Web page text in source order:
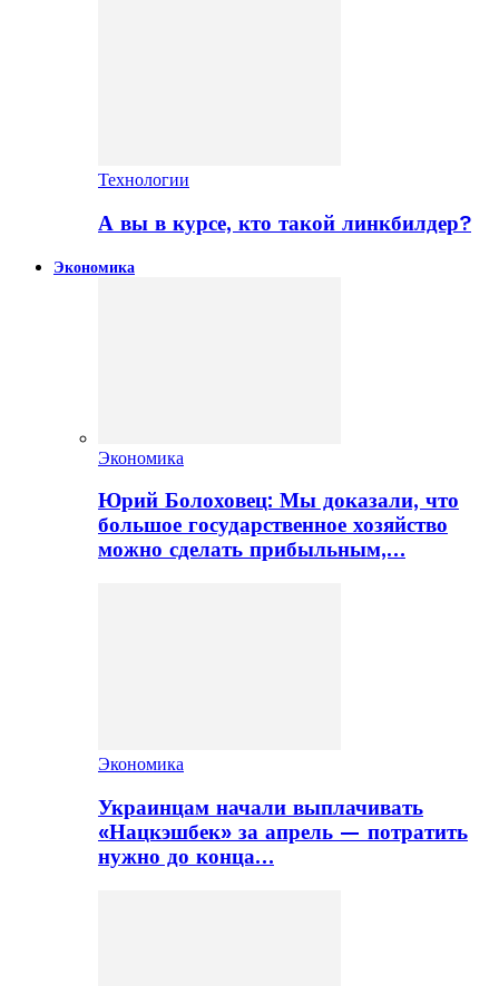
Технологии
А вы в курсе, кто такой линкбилдер?
Экономика
Экономика
Юрий Болоховец: Мы доказали, что
большое государственное хозяйство
можно сделать прибыльным,…
Экономика
Украинцам начали выплачивать
«Нацкэшбек» за апрель — потратить
нужно до конца…